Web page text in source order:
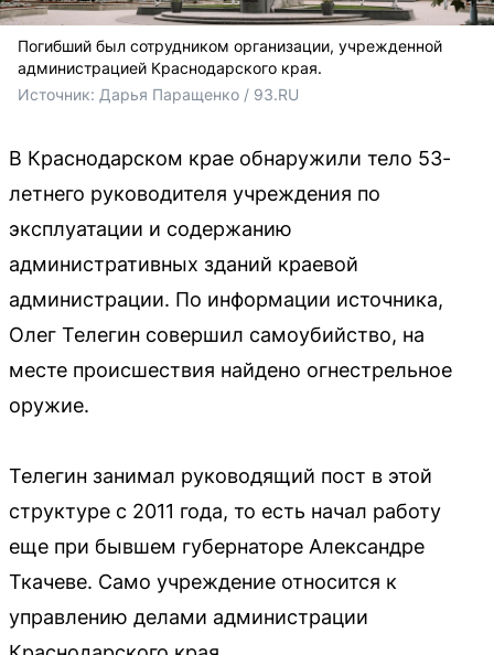
Погибший был сотрудником организации, учрежденной
администрацией Краснодарского края.
Источник: Дарья Паращенко / 93.RU
В Краснодарском крае обнаружили тело 53-
летнего руководителя учреждения по
эксплуатации и содержанию
административных зданий краевой
администрации. По информации источника,
Олег Телегин совершил самоубийство, на
месте происшествия найдено огнестрельное
оружие.
Телегин занимал руководящий пост в этой
структуре с 2011 года, то есть начал работу
еще при бывшем губернаторе Александре
Ткачеве. Само учреждение относится к
управлению делами администрации